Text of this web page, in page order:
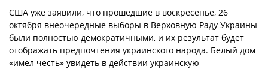
США уже заявили, что прошедшие в воскресенье, 26
октября внеочередные выборы в Верховную Раду Украины
были полностью демократичными, и их результат будет
отображать предпочтения украинского народа. Белый дом
«имел честь» увидеть в действии украинскую